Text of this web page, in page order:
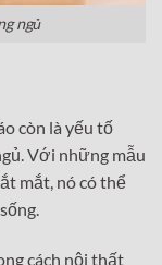
ngủ
còn là yếu tố
Với những mẫu
mắt, nó có thể
cách nội thất